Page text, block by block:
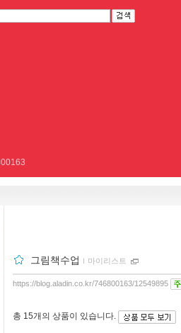
그림책수업 ｌ 마이리스트
https://blog.aladin.co.kr/746800163/12549895
총 15개 의 상품이 있습니다.